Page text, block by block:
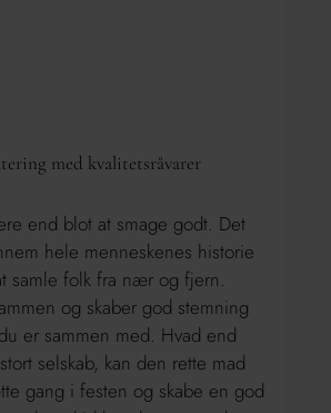
med kvalitetsråvarer
end blot at smage godt. Det
hele menneskenes historie
samle folk fra nær og fjern.
og skaber god stemning
er sammen med. Hvad end
selskab, kan den rette mad
gang i festen og skabe en god